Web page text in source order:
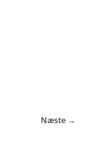
Næste →